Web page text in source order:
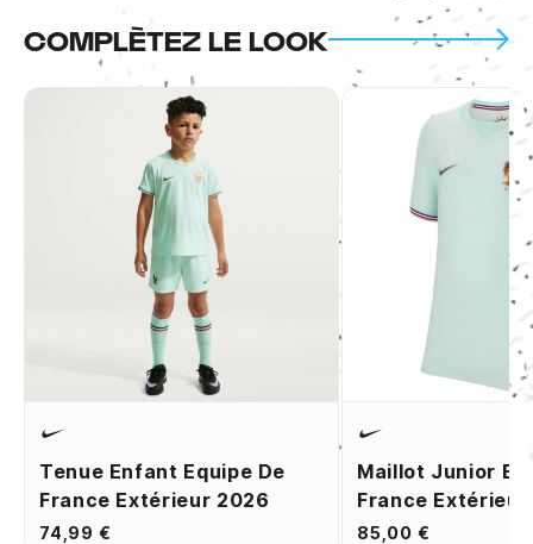
COMPLÈTEZ LE LOOK
Tenue Enfant Equipe De
France Extérieur 2026
74,99 €
Maillot Junior
France
85,00 €